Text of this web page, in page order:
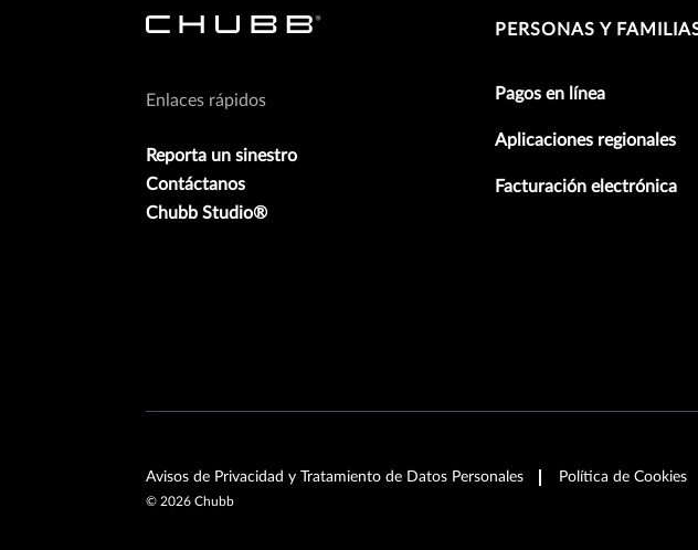
Enlaces rápidos
Reporta un sinestro
Contáctanos
Chubb Studio®
PERSONAS Y
Pagos en línea
Aplicaciones regionales
Facturación electrónica
Avisos de Privacidad y Tratamiento de Datos Personales Política de Cookies
© 2026 Chubb